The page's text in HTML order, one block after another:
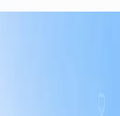
زد من تفاعل منشورات